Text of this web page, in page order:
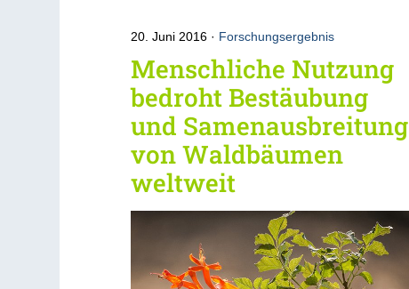
20. Juni 2016 Forschungsergebnis
Menschliche Nutzung
bedroht Bestäubung
und Samenausbreitung
von Waldbäumen
weltweit